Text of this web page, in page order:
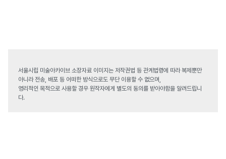
서울시립 미술아카이브 소장자료 이미지는 저작권법 등 관계법령에 따라 복제뿐만
아니라 전송, 배포 등 어떠한 방식으로도 무단 이용할 수 없으며,
영리적인 목적으로 사용할 경우 원작자에게 별도의 동의를 받아야함을 알려드립니
다.